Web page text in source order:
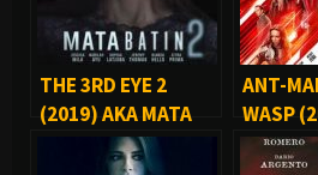
THE 3RD EYE 2
(2019) AKA MATA
ANT-
WASP